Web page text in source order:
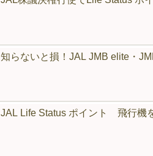
知らないと損！JAL JMB elite・
JAL Life Status ポイント 飛行機